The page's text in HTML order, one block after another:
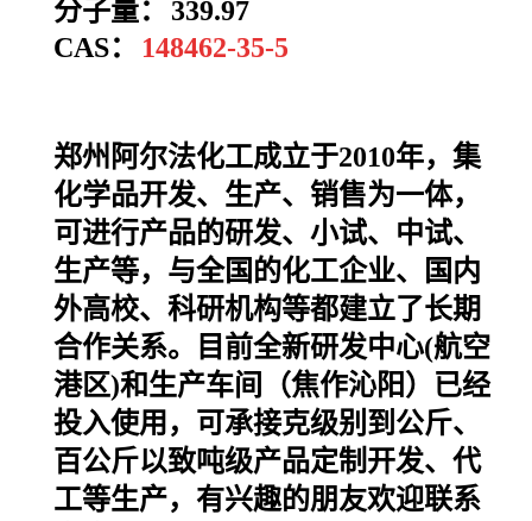
分子量：
339.97
CAS：
148462-35-5
郑州阿尔法化工成立于2010年，集
化学品开发、生产、销售为一体，
可进行产品的研发、小试、中试、
生产等，与全国的化工企业、国内
外高校、科研机构等都建立了长期
合作关系。目前全新研发中心(航空
港区)和生产车间（焦作沁阳）已经
投入使用，可承接克级别到公斤、
百公斤以致吨级产品定制开发、代
工等生产，有兴趣的朋友欢迎联系